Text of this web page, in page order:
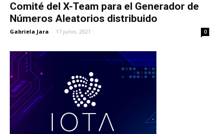
Comité del X-Team para el Generador de
Números Aleatorios distribuido
Gabriela Jara - 17 junio, 2021 0